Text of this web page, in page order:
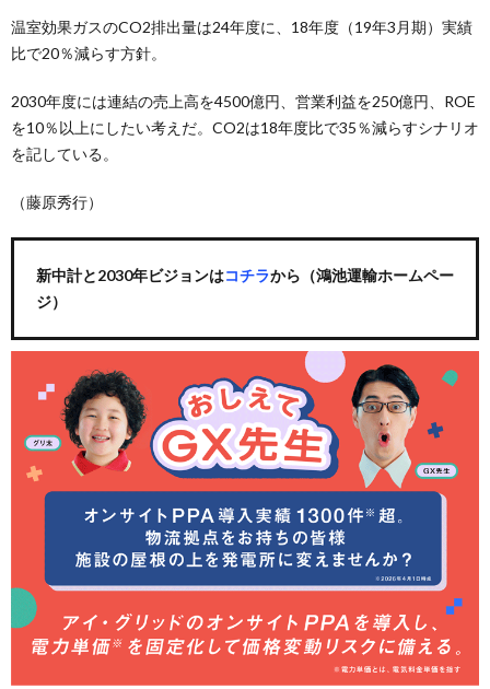
温室効果ガスのCO2排出量は24年度に、18年度（19年3月期）実績
比で20％減らす方針。
2030年度には連結の売上高を4500億円、営業利益を250億円、ROE
を10％以上にしたい考えだ。CO2は18年度比で35％減らすシナリオ
を記している。
（藤原秀行）
新中計と2030年ビジョンはコチラから（鴻池運輸ホームペー
ジ）